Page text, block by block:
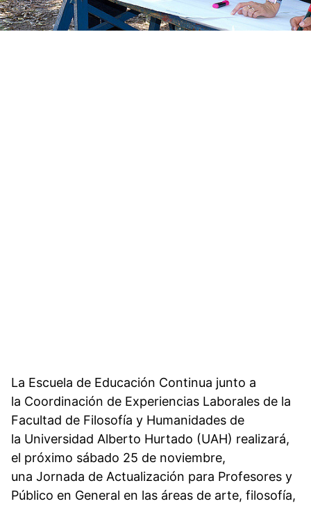
La Escuela de Educación Continua junto a
la Coordinación de Experiencias Laborales de la
Facultad de Filosofía y Humanidades de
la Universidad Alberto Hurtado (UAH) realizará,
el próximo sábado 25 de noviembre,
una Jornada de Actualización para Profesores y
Público en General en las áreas de arte, filosofía,